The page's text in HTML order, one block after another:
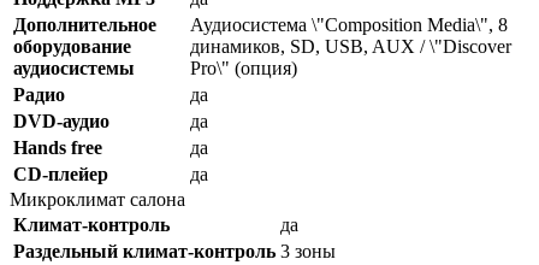
Дополнительное
оборудование
аудиосистемы
Аудиосистема \"Composition Media\", 8
динамиков, SD, USB, AUX / \"Discover
Pro\" (опция)
Радио
да
DVD-аудио
да
Hands free
да
CD-плейер
да
Микроклимат салона
Климат-контроль
да
Раздельный климат-контроль 3 зоны